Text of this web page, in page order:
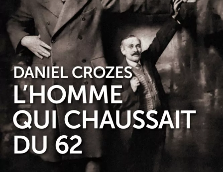
L’Homme qui chaussait du 62
Daniel Crozes
22€